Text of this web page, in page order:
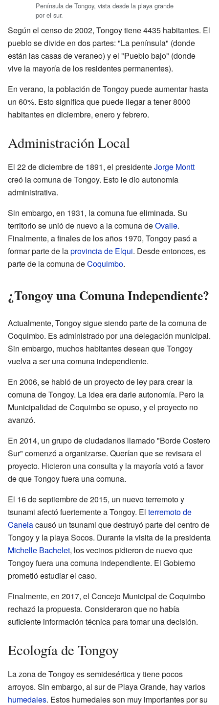
Península de Tongoy, vista desde la playa grande
por el sur.
Según el censo de 2002, Tongoy tiene 4435 habitantes. El
pueblo se divide en dos partes: "La península" (donde
están las casas de veraneo) y el "Pueblo bajo" (donde
vive la mayoría de los residentes permanentes).
En verano, la población de Tongoy puede aumentar hasta
un 60%. Esto significa que puede llegar a tener 8000
habitantes en diciembre, enero y febrero.
Administración Local
El 22 de diciembre de 1891, el presidenteJorge Montt
creó la comuna de Tongoy. Esto le dio autonomía
administrativa.
Sin embargo, en 1931, la comuna fue eliminada. Su
territorio se unió de nuevo a la comuna deOvalle.
Finalmente, a finales de los años 1970, Tongoy pasó a
formar parte de laprovincia de Elqui. Desde entonces, es
parte de la comuna deCoquimbo.
¿Tongoy una Comuna Independiente?
Actualmente, Tongoy sigue siendo parte de la comuna de
Coquimbo. Es administrado por una delegación municipal.
Sin embargo, muchos habitantes desean que Tongoy
vuelva a ser una comuna independiente.
En 2006, se habló de un proyecto de ley para crear la
comuna de Tongoy. La idea era darle autonomía. Pero la
Municipalidad de Coquimbo se opuso, y el proyecto no
avanzó.
En 2014, un grupo de ciudadanos llamado "Borde Costero
Sur" comenzó a organizarse. Querían que se revisara el
proyecto. Hicieron una consulta y la mayoría votó a favor
de que Tongoy fuera una comuna.
El 16 de septiembre de 2015, un nuevo terremoto y
tsunami afectó fuertemente a Tongoy. El terremoto de
Canelacausó un tsunami que destruyó parte del centro de
Tongoy y la playa Socos. Durante la visita de la presidenta
Michelle Bachelet, los vecinos pidieron de nuevo que
Tongoy fuera una comuna independiente. El Gobierno
prometió estudiar el caso.
Finalmente, en 2017, el Concejo Municipal de Coquimbo
rechazó la propuesta. Consideraron que no había
suficiente información técnica para tomar una decisión.
Ecología de Tongoy
La zona de Tongoy es semidesértica y tiene pocos
arroyos. Sin embargo, al sur de Playa Grande, hay varios
humedales. Estos humedales son muy importantes por su